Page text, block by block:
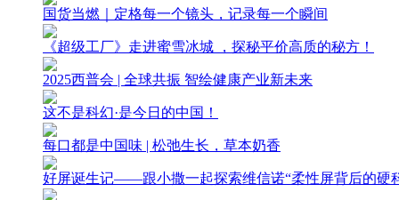
国货当燃｜定格每一个镜头，记录每一个瞬间
《超级工厂》走进蜜雪冰城 ，探秘平价高质的秘方！
2025西普会 | 全球共振 智绘健康产业新未来
这不是科幻·是今日的中国！
每口都是中国味 | 松弛生长，草本奶香
好屏诞生记——跟小撒一起探索维信诺“柔性屏背后的硬